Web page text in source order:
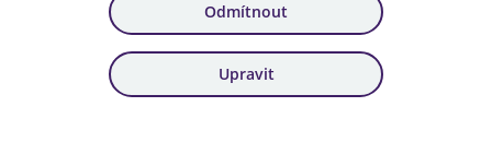
Stáhnout dokument
Odmítnout
Upravit